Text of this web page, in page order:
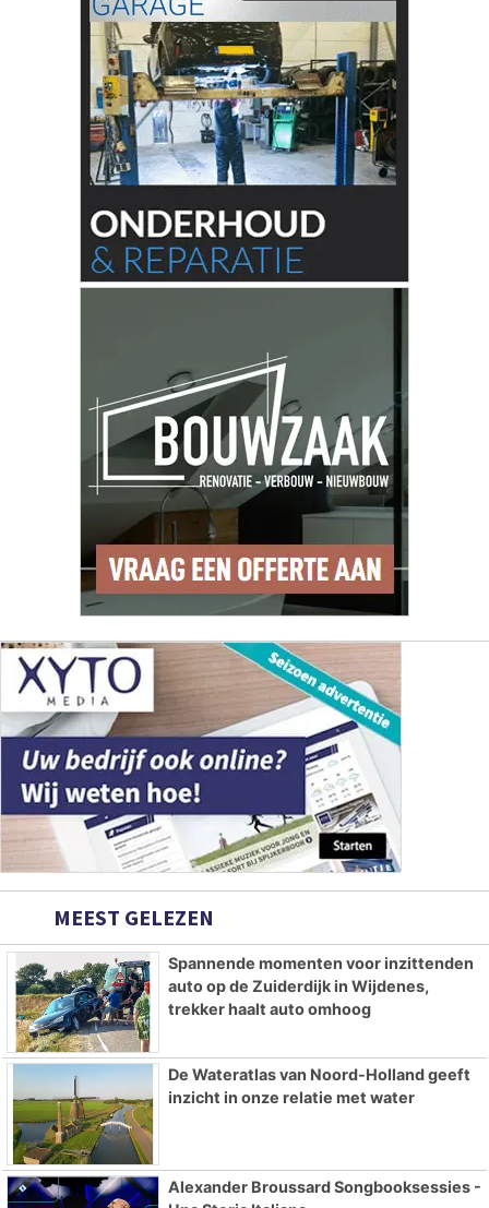
MEEST GELEZEN
Spannende momenten voor inzittenden
auto op de Zuiderdijk in Wijdenes,
trekker haalt auto omhoog
De Wateratlas van Noord-Holland geeft
inzicht in onze relatie met water
Alexander Broussard Songbooksessies -